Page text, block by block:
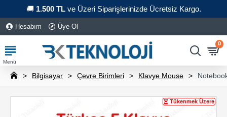
🚚 1.500 TLve Üzeri Siparişlerinizde Ücretsiz Kargo.
Hesabım Üye Ol
0
Bilgisayar Çevre Birimleri Klavye Mouse
Tükenmek Üzere